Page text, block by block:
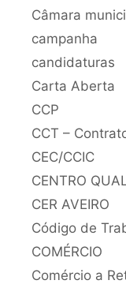
Câmara
campanha
candidaturas
Carta Aberta
CCP
CCT –
CEC/CCIC
CENTRO
CER AVEIRO
Código de
COMÉRCIO
Comércio a